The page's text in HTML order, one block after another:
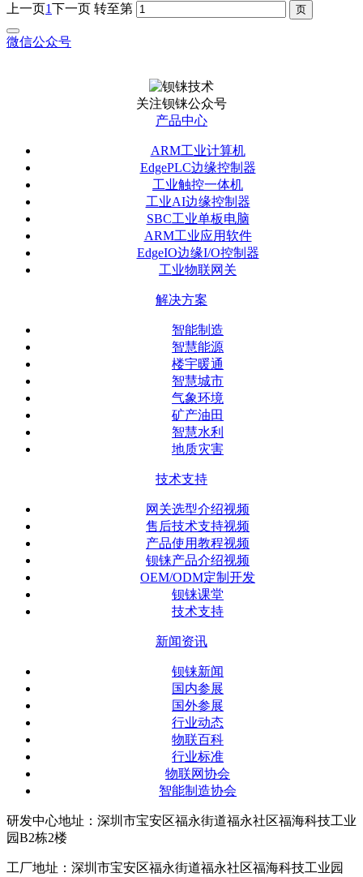
上一页1下一页 转至第
微信公众号
关注钡铼公众号
产品中心
ARM工业计算机
EdgePLC边缘控制器
工业触控一体机
工业AI边缘控制器
SBC工业单板电脑
ARM工业应用软件
EdgeIO边缘I/O控制器
工业物联网关
解决方案
智能制造
智慧能源
楼宇暖通
智慧城市
气象环境
矿产油田
智慧水利
地质灾害
技术支持
网关选型介绍视频
售后技术支持视频
产品使用教程视频
钡铼产品介绍视频
OEM/ODM定制开发
钡铼课堂
技术支持
新闻资讯
钡铼新闻
国内参展
国外参展
行业动态
物联百科
行业标准
物联网协会
智能制造协会
研发中心地址：深圳市宝安区福永街道福永社区福海科技工业
园B2栋2楼
工厂地址：深圳市宝安区福永街道福永社区福海科技工业园